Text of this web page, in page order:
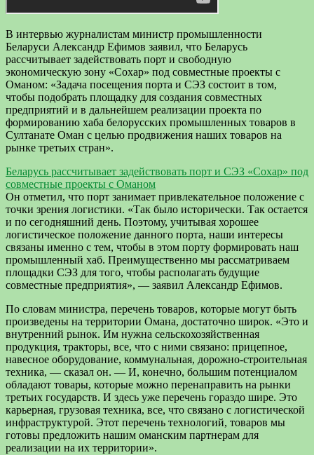
В интервью журналистам министр промышленности
Беларуси Александр Ефимов заявил, что Беларусь
рассчитывает задействовать порт и свободную
экономическую зону «Сохар» под совместные проекты с
Оманом: «Задача посещения порта и СЭЗ состоит в том,
чтобы подобрать площадку для создания совместных
предприятий и в дальнейшем реализации проекта по
формированию хаба белорусских промышленных товаров в
Султанате Оман с целью продвижения наших товаров на
рынке третьих стран».
Беларусь рассчитывает задействовать порт и СЭЗ «Сохар» под
совместные проекты с Оманом
Он отметил, что порт занимает привлекательное положение с
точки зрения логистики. «Так было исторически. Так остается
и по сегодняшний день. Поэтому, учитывая хорошее
логистическое положение данного порта, наши интересы
связаны именно с тем, чтобы в этом порту формировать наш
промышленный хаб. Преимущественно мы рассматриваем
площадки СЭЗ для того, чтобы располагать будущие
совместные предприятия», — заявил Александр Ефимов.
По словам министра, перечень товаров, которые могут быть
произведены на территории Омана, достаточно широк. «Это и
внутренний рынок. Им нужна сельскохозяйственная
продукция, тракторы, все, что с ними связано: прицепное,
навесное оборудование, коммунальная, дорожно-строительная
техника, — сказал он. — И, конечно, большим потенциалом
обладают товары, которые можно перенаправить на рынки
третьих государств. И здесь уже перечень гораздо шире. Это
карьерная, грузовая техника, все, что связано с логистической
инфраструктурой. Этот перечень технологий, товаров мы
готовы предложить нашим оманским партнерам для
реализации на их территории».